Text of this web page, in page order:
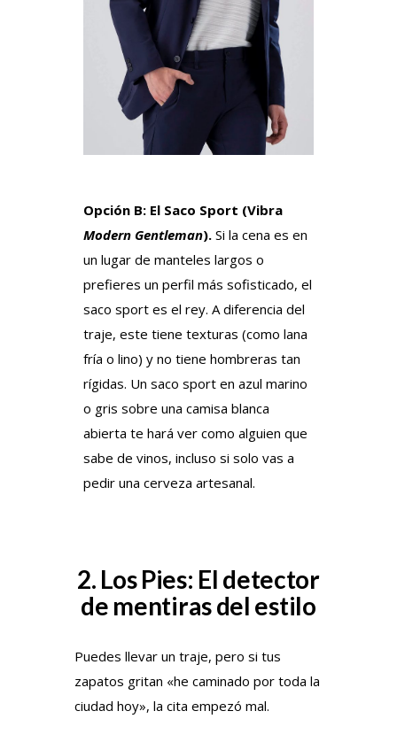
Opción B: El Saco Sport (Vibra
Modern Gentleman). Si la cena es en
un lugar de manteles largos o
prefieres un perfil más sofisticado, el
saco sport es el rey. A diferencia del
traje, este tiene texturas (como lana
fría o lino) y no tiene hombreras tan
rígidas. Un saco sport en azul marino
o gris sobre una camisa blanca
abierta te hará ver como alguien que
sabe de vinos, incluso si solo vas a
pedir una cerveza artesanal.
2. Los Pies: El detector
de mentiras del estilo
Puedes llevar un traje, pero si tus
zapatos gritan «he caminado por toda la
ciudad hoy», la cita empezó mal.